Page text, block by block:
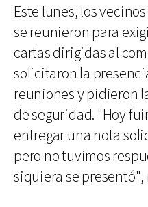
Este lunes, los
se reunieron para
cartas dirigidas al
solicitaron la
reuniones y pidieron
de seguridad. "Hoy
entregar una nota
pero no tuvimos
siquiera se presentó",